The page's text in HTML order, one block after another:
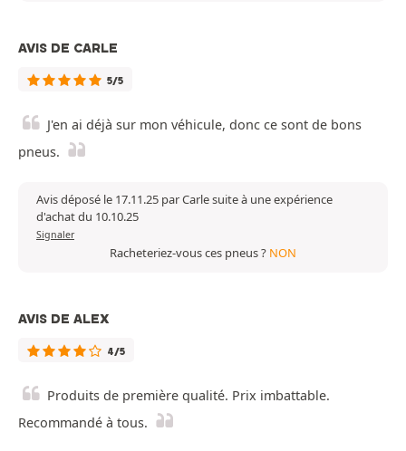
AVIS DE CARLE
5/5
J'en ai déjà sur mon véhicule, donc ce sont de bons
pneus.
Avis déposé le 17.11.25 par Carle suite à une expérience
d'achat du 10.10.25
Signaler
Racheteriez-vous ces pneus ? NON
AVIS DE ALEX
4/5
Produits de première qualité. Prix imbattable.
Recommandé à tous.